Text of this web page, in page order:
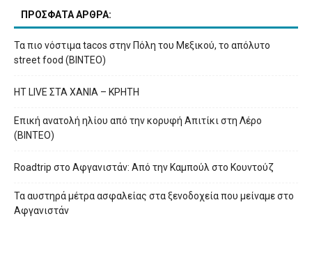
ΠΡΟΣΦΑΤΑ ΑΡΘΡΑ:
Τα πιο νόστιμα tacos στην Πόλη του Μεξικού, το απόλυτο
street food (ΒΙΝΤΕΟ)
HT LIVE ΣΤΑ ΧΑΝΙΑ – ΚΡΗΤΗ
Επική ανατολή ηλίου από την κορυφή Απιτίκι στη Λέρο
(ΒΙΝΤΕΟ)
Roadtrip στο Αφγανιστάν: Από την Καμπούλ στο Κουντούζ
Τα αυστηρά μέτρα ασφαλείας στα ξενοδοχεία που μείναμε στο
Αφγανιστάν